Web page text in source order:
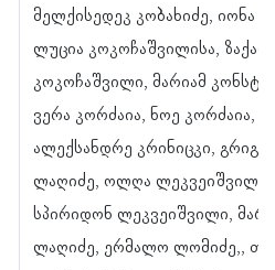
მელქისედეკ კობახიძე, იონა
ლუცია კოკოჩაშვილისა,
კოკოჩაშვილი, მარიამ
ვერა კორძაია, ნოე კორძაია,
ალექსანდრე კრინიცკი,
ლაღიძე, ოლღა
სპირიდონ ლეკვეიშვილი,
ლაღიძე, ერმალო ლომიძე,,